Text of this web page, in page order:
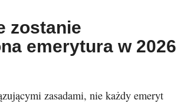
zostanie
emerytura w 2026
zasadami, nie każdy emeryt